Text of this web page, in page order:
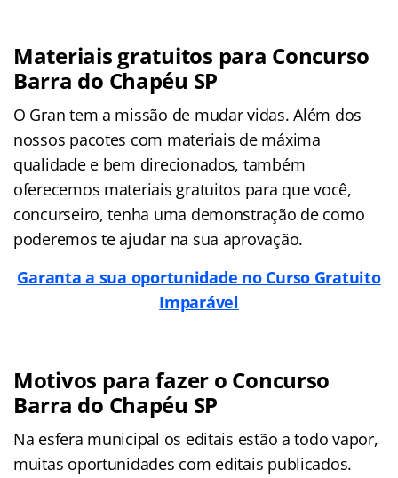
Materiais gratuitos para Concurso
Barra do Chapéu SP
O Gran tem a missão de mudar vidas. Além dos
nossos pacotes com materiais de máxima
qualidade e bem direcionados, também
oferecemos materiais gratuitos para que você,
concurseiro, tenha uma demonstração de como
poderemos te ajudar na sua aprovação.
Garanta a sua oportunidade no Curso Gratuito
Imparável
Motivos para fazer o Concurso
Barra do Chapéu SP
Na esfera municipal os editais estão a todo vapor,
muitas oportunidades com editais publicados.